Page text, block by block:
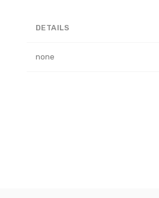
DETAILS
none